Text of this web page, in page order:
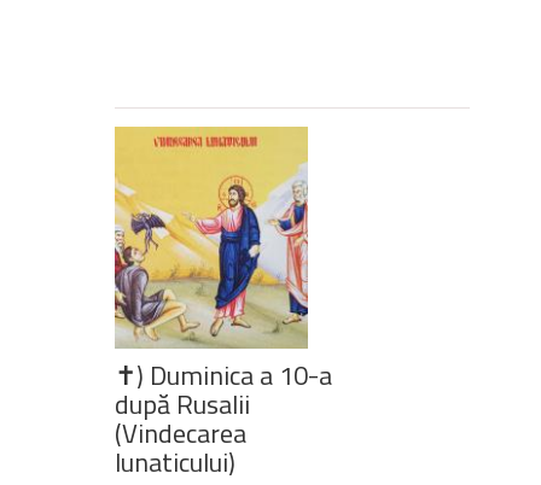
✝) Duminica a 10-a
după Rusalii
(Vindecarea
lunaticului)